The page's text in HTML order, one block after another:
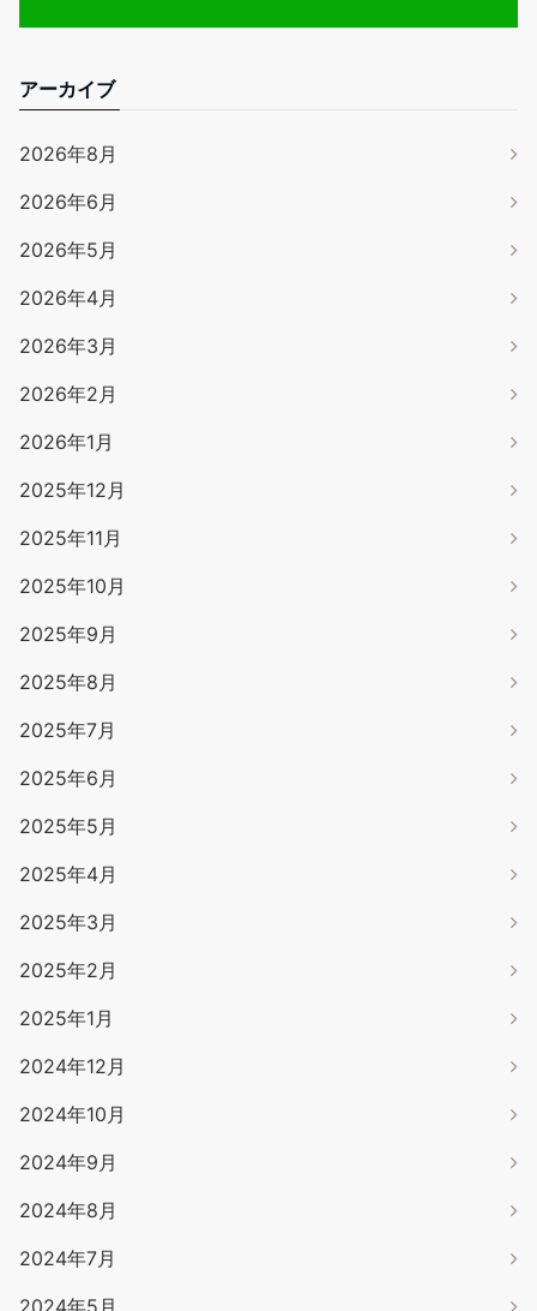
アーカイブ
2026年8月
2026年6月
2026年5月
2026年4月
2026年3月
2026年2月
2026年1月
2025年12月
2025年11月
2025年10月
2025年9月
2025年8月
2025年7月
2025年6月
2025年5月
2025年4月
2025年3月
2025年2月
2025年1月
2024年12月
2024年10月
2024年9月
2024年8月
2024年7月